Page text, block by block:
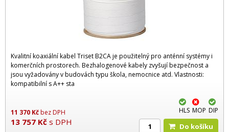
Kvalitní koaxiální kabel Triset B2CA je použitelný pro anténní systémy i
komerčních prostorech. Bezhalogenové kabely zvyšují bezpečnost a
jsou vyžadovány v budovách typu škola, nemocnice atd. Vlastnosti:
kompatibilní s A++ sta
11 370 Kčbez DPH
13 757 Kč s DPH
HLS MOP DIP
Do košíku